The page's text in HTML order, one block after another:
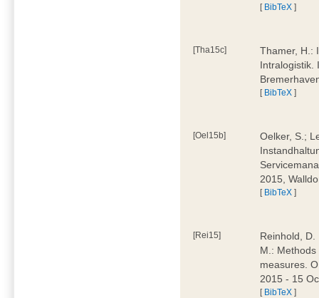
[ BibTeX ]
[Tha15c]
Thamer, H.:
Intralogistik.
[ BibTeX ]
[Oel15b]
Oelker, S.;
2015,
[ BibTeX ]
[Rei15]
Reinhold, D.
M.:
measures.
2015 - 15
[ BibTeX ]